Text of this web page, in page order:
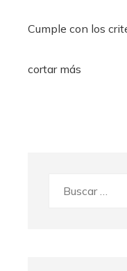
Cumple con los
cortar más